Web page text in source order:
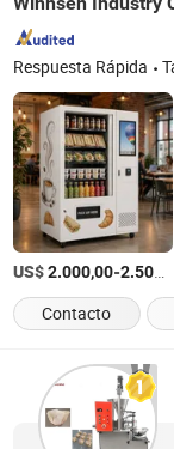
Respuesta Rápida
US$2.000,00-2.500,00
Contacto